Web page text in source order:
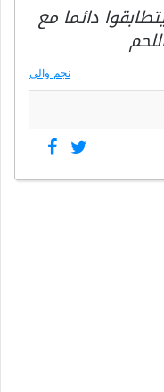
دائما مع
نجم والي